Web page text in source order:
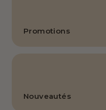
Promotions
Nouveautés